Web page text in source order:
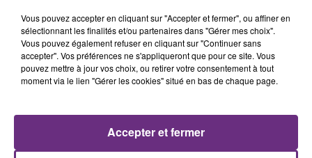
29 juillet 2026
GAGNEZ VOTRE SÉJOUR AU CENTER
Vous pouvez accepter en cliquant sur "Accepter et fermer", ou affiner en
sélectionnant les finalités et/ou partenaires dans "Gérer mes choix".
Vous pouvez également refuser en cliquant sur "Continuer sans
accepter". Vos préférences ne s'appliqueront que pour ce site. Vous
pouvez mettre à jour vos choix, ou retirer votre consentement à tout
moment via le lien "Gérer les cookies" situé en bas de chaque page.
Accepter et fermer